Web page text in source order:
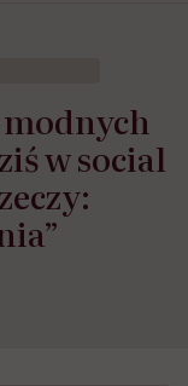
modnych
w social